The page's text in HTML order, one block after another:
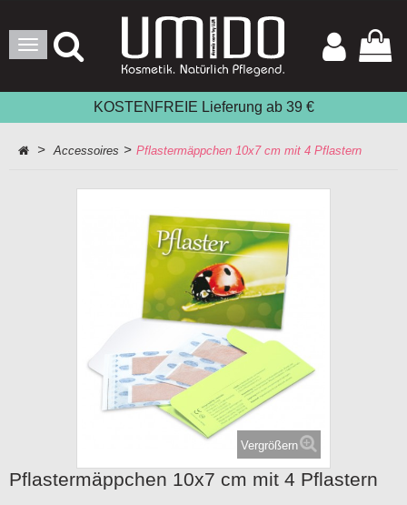
Toggle
Navigation
KOSTENFREIE Lieferung ab 39 €
> Accessoires > Pflastermäppchen 10x7 cm mit 4 Pflastern
Vergrößern
Pflastermäppchen 10x7 cm mit 4 Pflastern